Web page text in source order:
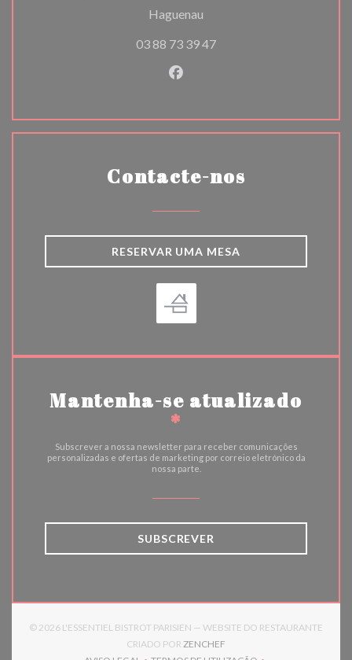
Haguenau
03 88 73 39 47
Facebook ((abre numa nova
Contacte-nos
RESERVAR UMA MESA
Mantenha-se atualizado
*
Subscrever a nossa newsletter para receber comunicações
personalizadas e ofertas de marketing por correio eletrónico da
nossa parte.
SUBSCREVER
© 2026 L'ESSENTIEL BISTROT PARISIEN — WEBSITE DO RESTAURANTE
CRIADO POR ZENCHEF